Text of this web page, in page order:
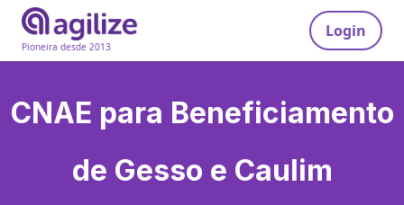
Pioneira desde 2013
Login
CNAE para Beneficiamento
de Gesso e Caulim